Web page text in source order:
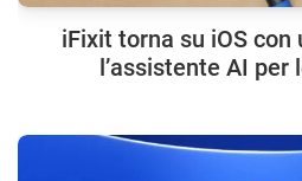
iFixit torna su iOS con
l’assistente AI per